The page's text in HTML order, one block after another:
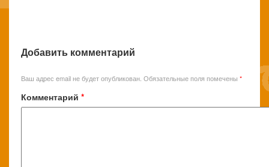
Добавить комментарий
Ваш адрес email не будет опубликован. Обязательные поля помечены *
Комментарий *